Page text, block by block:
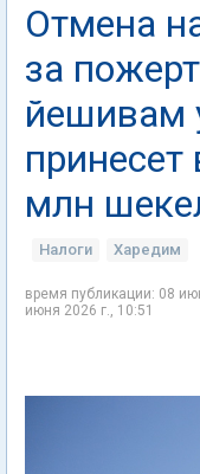
Отмена
за
йешивам
принесет
млн
Налоги Харедим
время публикации: 08
июня 2026 г., 10:51